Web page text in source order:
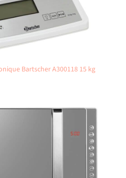
Bartscher A300118 15 kg